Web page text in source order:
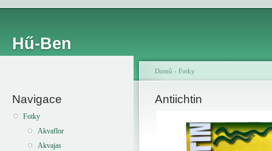
Hű-Ben
Navigace
Fotky
Akvaflor
Akvajas
Domů › Fotky
Antiichtin